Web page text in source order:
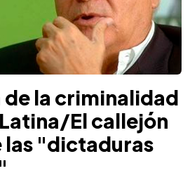
de la criminalidad
El callejón
las "dictaduras